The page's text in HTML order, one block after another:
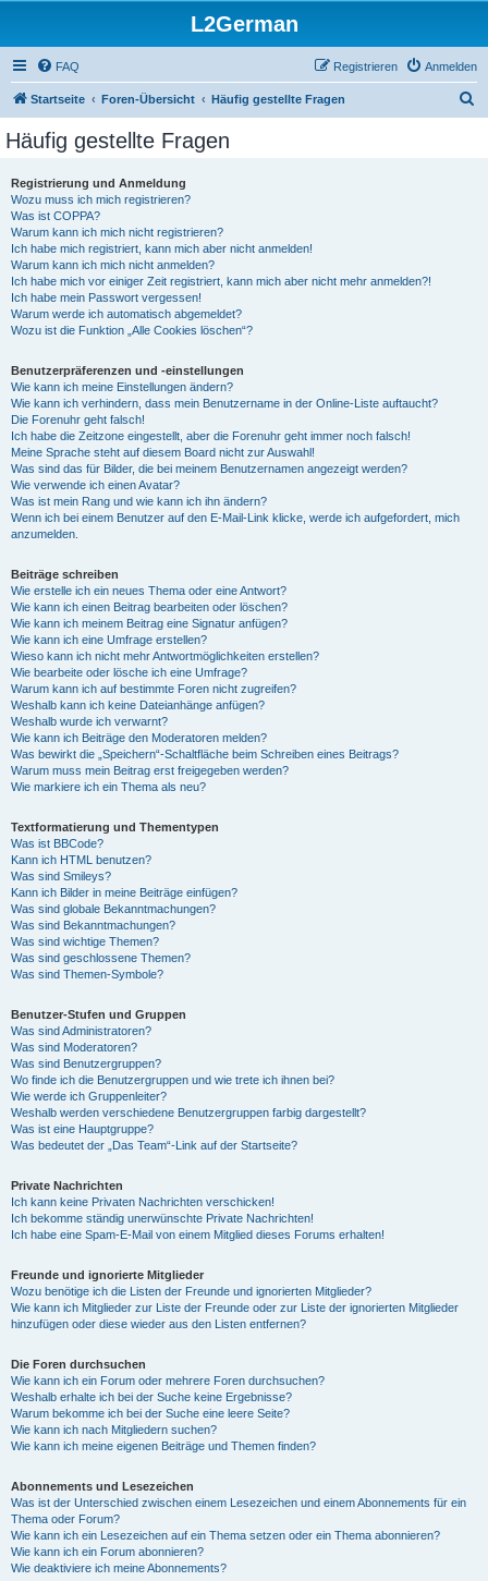
L2German
FAQ Anmelden
Registrieren
Startseite Foren-Übersicht Häufig gestellte Fragen
Häufig gestellte Fragen
Registrierung und Anmeldung
Wozu muss ich mich registrieren?
Was ist COPPA?
Warum kann ich mich nicht registrieren?
Ich habe mich registriert, kann mich aber nicht anmelden!
Warum kann ich mich nicht anmelden?
Ich habe mich vor einiger Zeit registriert, kann mich aber nicht mehr anmelden?!
Ich habe mein Passwort vergessen!
Warum werde ich automatisch abgemeldet?
Wozu ist die Funktion „Alle Cookies löschen“?
Benutzerpräferenzen und -einstellungen
Wie kann ich meine Einstellungen ändern?
Wie kann ich verhindern, dass mein Benutzername in der Online-Liste auftaucht?
Die Forenuhr geht falsch!
Ich habe die Zeitzone eingestellt, aber die Forenuhr geht immer noch falsch!
Meine Sprache steht auf diesem Board nicht zur Auswahl!
Was sind das für Bilder, die bei meinem Benutzernamen angezeigt werden?
Wie verwende ich einen Avatar?
Was ist mein Rang und wie kann ich ihn ändern?
Wenn ich bei einem Benutzer auf den E-Mail-Link klicke, werde ich aufgefordert, mich
anzumelden.
Beiträge schreiben
Wie erstelle ich ein neues Thema oder eine Antwort?
Wie kann ich einen Beitrag bearbeiten oder löschen?
Wie kann ich meinem Beitrag eine Signatur anfügen?
Wie kann ich eine Umfrage erstellen?
Wieso kann ich nicht mehr Antwortmöglichkeiten erstellen?
Wie bearbeite oder lösche ich eine Umfrage?
Warum kann ich auf bestimmte Foren nicht zugreifen?
Weshalb kann ich keine Dateianhänge anfügen?
Weshalb wurde ich verwarnt?
Wie kann ich Beiträge den Moderatoren melden?
Was bewirkt die „Speichern“-Schaltfläche beim Schreiben eines Beitrags?
Warum muss mein Beitrag erst freigegeben werden?
Wie markiere ich ein Thema als neu?
Textformatierung und Thementypen
Was ist BBCode?
Kann ich HTML benutzen?
Was sind Smileys?
Kann ich Bilder in meine Beiträge einfügen?
Was sind globale Bekanntmachungen?
Was sind Bekanntmachungen?
Was sind wichtige Themen?
Was sind geschlossene Themen?
Was sind Themen-Symbole?
Benutzer-Stufen und Gruppen
Was sind Administratoren?
Was sind Moderatoren?
Was sind Benutzergruppen?
Wo finde ich die Benutzergruppen und wie trete ich ihnen bei?
Wie werde ich Gruppenleiter?
Weshalb werden verschiedene Benutzergruppen farbig dargestellt?
Was ist eine Hauptgruppe?
Was bedeutet der „Das Team“-Link auf der Startseite?
Private Nachrichten
Ich kann keine Privaten Nachrichten verschicken!
Ich bekomme ständig unerwünschte Private Nachrichten!
Ich habe eine Spam-E-Mail von einem Mitglied dieses Forums erhalten!
Freunde und ignorierte Mitglieder
Wozu benötige ich die Listen der Freunde und ignorierten Mitglieder?
Wie kann ich Mitglieder zur Liste der Freunde oder zur Liste der ignorierten Mitglieder
hinzufügen oder diese wieder aus den Listen entfernen?
Die Foren durchsuchen
Wie kann ich ein Forum oder mehrere Foren durchsuchen?
Weshalb erhalte ich bei der Suche keine Ergebnisse?
Warum bekomme ich bei der Suche eine leere Seite?
Wie kann ich nach Mitgliedern suchen?
Wie kann ich meine eigenen Beiträge und Themen finden?
Abonnements und Lesezeichen
Was ist der Unterschied zwischen einem Lesezeichen und einem Abonnements für ein
Thema oder Forum?
Wie kann ich ein Lesezeichen auf ein Thema setzen oder ein Thema abonnieren?
Wie kann ich ein Forum abonnieren?
Wie deaktiviere ich meine Abonnements?